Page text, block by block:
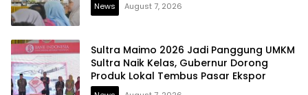
News August 7, 2026
Sultra Maimo 2026 Jadi Panggung UMKM
Sultra Naik Kelas, Gubernur Dorong
Produk Lokal Tembus Pasar Ekspor